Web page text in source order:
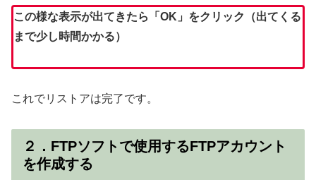
この様な表示が出てきたら「OK」をクリック（出てくる
まで少し時間かかる）
これでリストアは完了です。
２．FTPソフトで使用するFTPアカウント
を作成する